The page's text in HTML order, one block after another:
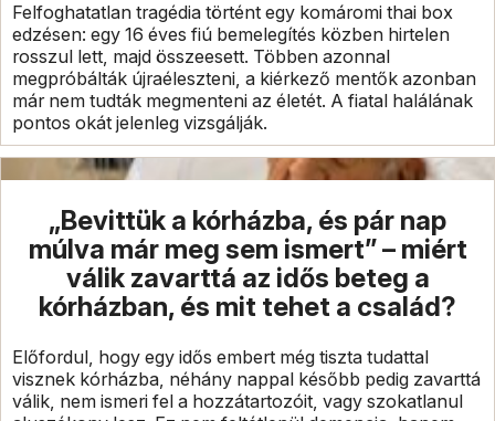
Felfoghatatlan tragédia történt egy komáromi thai box
edzésen: egy 16 éves fiú bemelegítés közben hirtelen
rosszul lett, majd összeesett. Többen azonnal
megpróbálták újraéleszteni, a kiérkező mentők azonban
már nem tudták megmenteni az életét. A fiatal halálának
pontos okát jelenleg vizsgálják.
„Bevittük a kórházba, és pár nap
múlva már meg sem ismert” – miért
válik zavarttá az idős beteg a
kórházban, és mit tehet a család?
Előfordul, hogy egy idős embert még tiszta tudattal
visznek kórházba, néhány nappal később pedig zavarttá
válik, nem ismeri fel a hozzátartozóit, vagy szokatlanul